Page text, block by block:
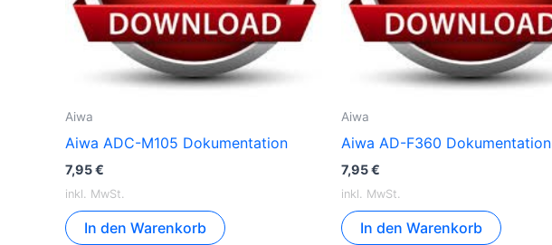
Aiwa
Aiwa ADC-M105 Dokumentation
7,95€
inkl. MwSt.
In den Warenkorb
Aiwa
Aiwa AD-F360 Dokumentation
7,95€
inkl. MwSt.
In den Warenkorb